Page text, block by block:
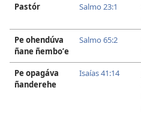
Pastór Salmo 23:1
Pe ohendúva
ñane ñemboʼe
Salmo 65:2
Pe opagáva
ñanderehe
Isaías 41:14